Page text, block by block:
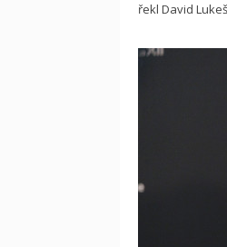
řekl David